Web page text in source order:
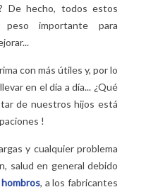
De hecho, todos estos
peso importante para
con más útiles y, por lo
en el día a día... ¿Qué
de nuestros hijos está
!
y cualquier problema
salud en general debido
, a los fabricantes